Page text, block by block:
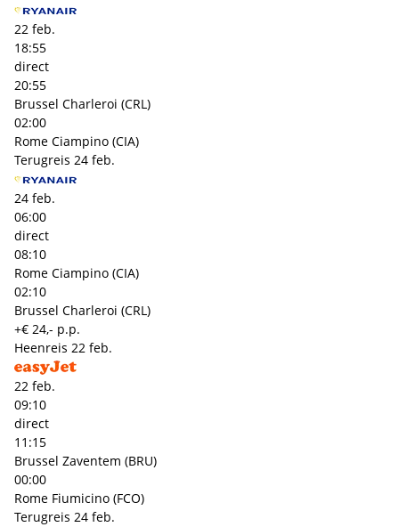
22 feb.
18:55
direct
20:55
Brussel Charleroi (CRL)
02:00
Rome Ciampino (CIA)
Terugreis 24 feb.
24 feb.
06:00
direct
08:10
Rome Ciampino (CIA)
02:10
Brussel Charleroi (CRL)
+€ 24,- p.p.
Heenreis 22 feb.
22 feb.
09:10
direct
11:15
Brussel Zaventem (BRU)
00:00
Rome Fiumicino (FCO)
Terugreis 24 feb.